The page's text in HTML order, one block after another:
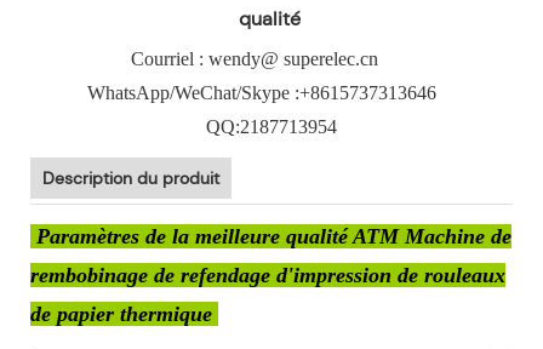
qualité
Courriel : wendy@ superelec.cn
WhatsApp/WeChat/Skype :+8615737313646
QQ:2187713954
Description du produit
Paramètres de la meilleure qualité ATM Machine de
rembobinage de refendage d'impression de rouleaux
de papier thermique